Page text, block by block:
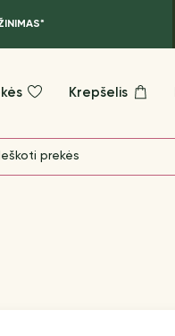
Krepšelis